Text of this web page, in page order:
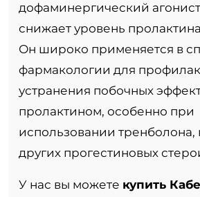
дофаминергический
снижает уровень
Он широко применяется в
фармакологии для
устранения побочных
пролактином, особенно при
использовании тренболона,
других прогестиновых
У нас вы можете купить